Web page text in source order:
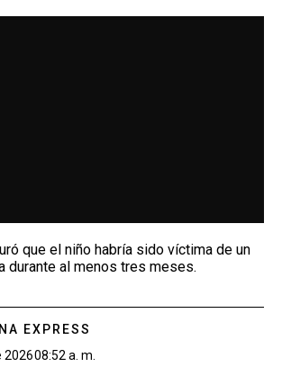
11:30 PM
que el niño habría sido víctima de un
durante al menos tres meses.
EXPRESS
202608:52 a. m.